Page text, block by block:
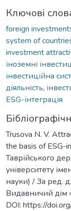
Ключові
foreign
system of
investment
іноземні
інвестиційна
діяльність,
ESG-інтеграція
Trusova N. V.
the basis of ESG-
Таврійського
університету
науки) / За ред.
Видавничий дім
DOI: https://